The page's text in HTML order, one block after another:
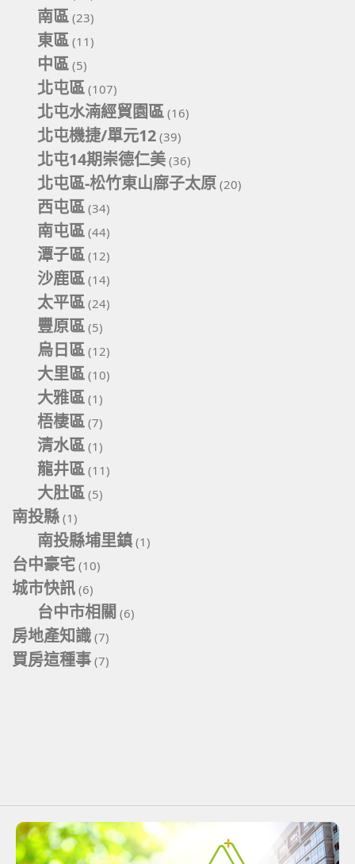
南區 (23)
東區 (11)
中區 (5)
北屯區 (107)
北屯水湳經貿園區 (16)
北屯機捷/單元12 (39)
北屯14期崇德仁美 (36)
北屯區-松竹東山廍子太原 (20)
西屯區 (34)
南屯區 (44)
潭子區 (12)
沙鹿區 (14)
太平區 (24)
豐原區 (5)
烏日區 (12)
大里區 (10)
大雅區 (1)
梧棲區 (7)
清水區 (1)
龍井區 (11)
大肚區 (5)
南投縣 (1)
南投縣埔里鎮 (1)
台中豪宅 (10)
城市快訊 (6)
台中市相關 (6)
房地產知識 (7)
買房這種事 (7)